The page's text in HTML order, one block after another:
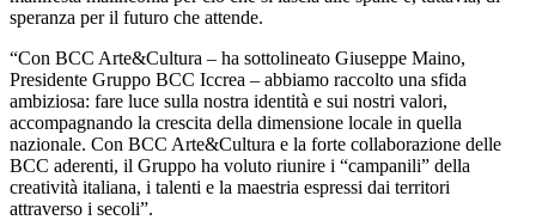
speranza per il futuro che attende.
“Con BCC Arte&Cultura – ha sottolineato Giuseppe Maino,
Presidente Gruppo BCC Iccrea – abbiamo raccolto una sfida
ambiziosa: fare luce sulla nostra identità e sui nostri valori,
accompagnando la crescita della dimensione locale in quella
nazionale. Con BCC Arte&Cultura e la forte collaborazione delle
BCC aderenti, il Gruppo ha voluto riunire i “campanili” della
creatività italiana, i talenti e la maestria espressi dai territori
attraverso i secoli”.